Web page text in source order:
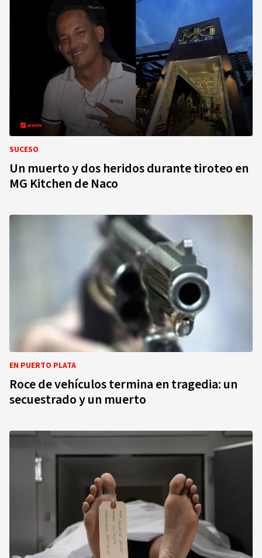
SUCESO
Un muerto y dos heridos durante tiroteo en
MG Kitchen de Naco
EN PUERTO PLATA
Roce de vehículos termina en tragedia: un
secuestrado y un muerto